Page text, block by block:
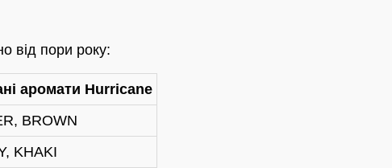
від пори року:
аромати Hurricane
BROWN
KHAKI